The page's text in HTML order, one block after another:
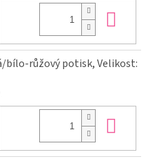
bílo-růžový potisk, Velikost: